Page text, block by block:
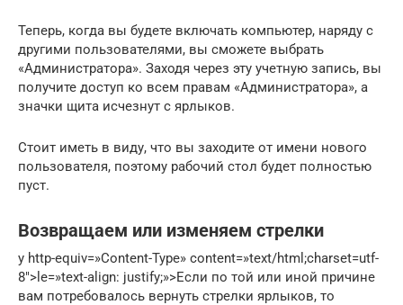
Теперь, когда вы будете включать компьютер, наряду с
другими пользователями, вы сможете выбрать
«Администратора». Заходя через эту учетную запись, вы
получите доступ ко всем правам «Администратора», а
значки щита исчезнут с ярлыков.
Стоит иметь в виду, что вы заходите от имени нового
пользователя, поэтому рабочий стол будет полностью
пуст.
Возвращаем или изменяем стрелки
y http-equiv=»Content-Type» content=»text/html;charset=utf-
8″>le=»text-align: justify;»>Если по той или иной причине
вам потребовалось вернуть стрелки ярлыков, то